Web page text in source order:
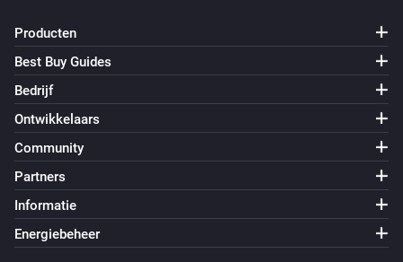
Producten
Best Buy Guides
Bedrijf
Ontwikkelaars
Community
Partners
Informatie
Energiebeheer